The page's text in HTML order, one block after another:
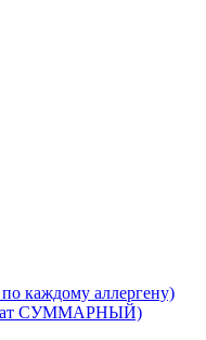
каждому аллергену)
СУММАРНЫЙ)